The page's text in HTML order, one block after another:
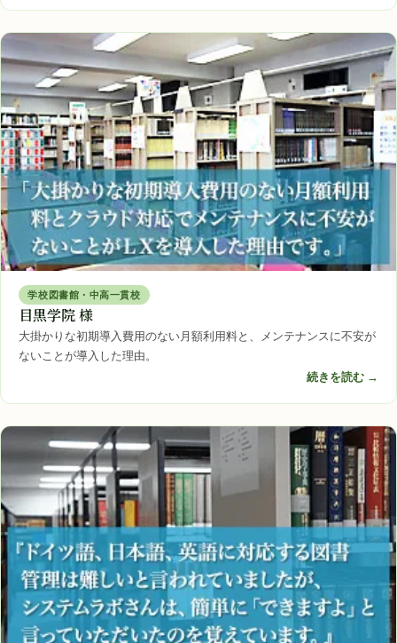
学校図書館・中高一貫校
目黒学院 様
大掛かりな初期導入費用のない月額利用料と、メンテナンスに不安が
ないことが導入した理由。
続きを読む →